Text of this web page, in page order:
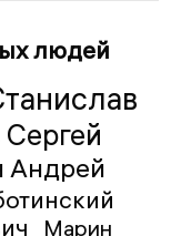
людей
Андрей
Марин